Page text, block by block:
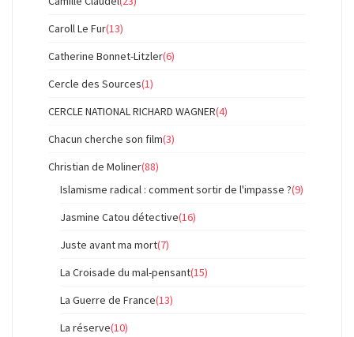
Caroll Le Fur(13)
Catherine Bonnet-Litzler(6)
Cercle des Sources(1)
CERCLE NATIONAL RICHARD WAGNER(4)
Chacun cherche son film(3)
Christian de Moliner(88)
Islamisme radical : comment sortir de l'impasse ?(9)
Jasmine Catou détective(16)
Juste avant ma mort(7)
La Croisade du mal-pensant(15)
La Guerre de France(13)
La réserve(10)